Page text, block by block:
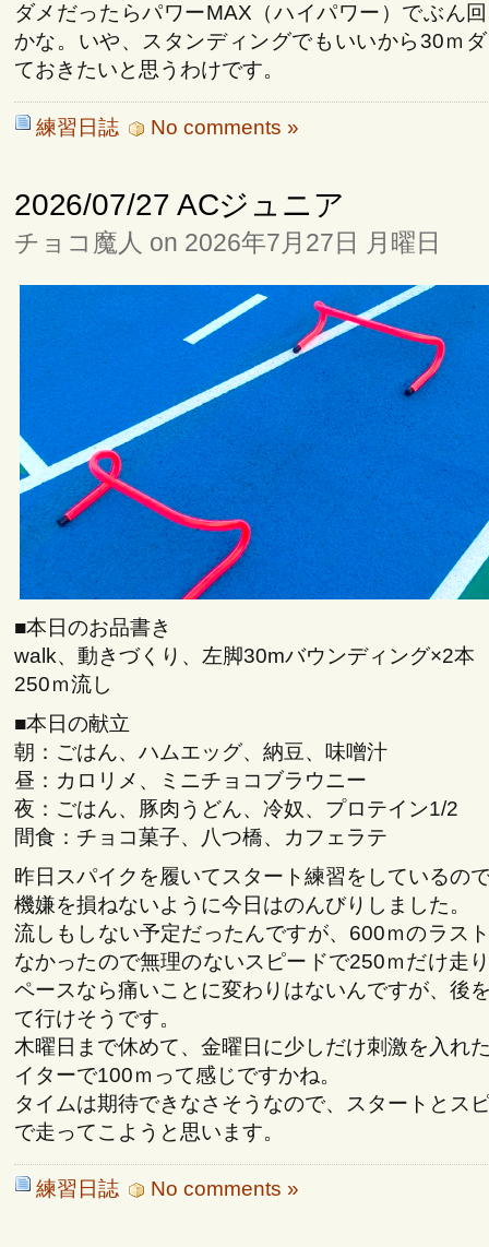
ダメだったらパワーMAX（ハイパワー）でぶん
かな。いや、スタンディングでもいいから30ｍ
ておきたいと思うわけです。
練習日誌 No comments »
2026/07/27 ACジュニア
チョコ魔人 on 2026年7月27日 月曜日
■本日のお品書き
walk、動きづくり、左脚30mバウンディング×2本
250ｍ流し
■本日の献立
朝：ごはん、ハムエッグ、納豆、味噌汁
昼：カロリメ、ミニチョコブラウニー
夜：ごはん、豚肉うどん、冷奴、プロテイン1/2
間食：チョコ菓子、八つ橋、カフェラテ
昨日スパイクを履いてスタート練習をしているの
機嫌を損ねないように今日はのんびりしました。
流しもしない予定だったんですが、600ｍのラス
なかったので無理のないスピードで250ｍだけ走
ペースなら痛いことに変わりはないんですが、後
て行けそうです。
木曜日まで休めて、金曜日に少しだけ刺激を入れ
イターで100ｍって感じですかね。
タイムは期待できなさそうなので、スタートとス
で走ってこようと思います。
練習日誌 No comments »